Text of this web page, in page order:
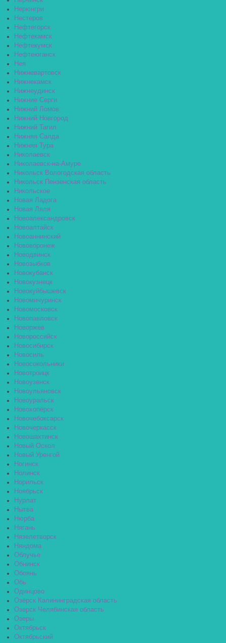
Нерюнгри
Нестеров
Нефтегорск
Нефтекамск
Нефтекумск
Нефтеюганск
Нея
Нижневартовск
Нижнекамск
Нижнеудинск
Нижние Серги
Нижний Ломов
Нижний Новгород
Нижний Тагил
Нижняя Салда
Нижняя Тура
Николаевск
Николаевск-на-Амуре
Никольск Вологодская область
Никольск Пензенская область
Никольское
Новая Ладога
Новая Ляля
Новоалександровск
Новоалтайск
Новоаннинский
Нововоронеж
Новодвинск
Новозыбков
Новокубанск
Новокузнецк
Новокуйбышевск
Новомичуринск
Новомосковск
Новопавловск
Новоржев
Новороссийск
Новосибирск
Новосиль
Новосокольники
Новотроицк
Новоузенск
Новоульяновск
Новоуральск
Новохопёрск
Новочебоксарск
Новочеркасск
Новошахтинск
Новый Оскол
Новый Уренгой
Ногинск
Нолинск
Норильск
Ноябрьск
Нурлат
Нытва
Нюрба
Нягань
Нязелетворск
Няндома
Облучье
Обнинск
Обоянь
Обь
Одинцово
Озёрск Калининградская область
Озерск Челябинская область
Озеры
Октябрьск
Октябрьский